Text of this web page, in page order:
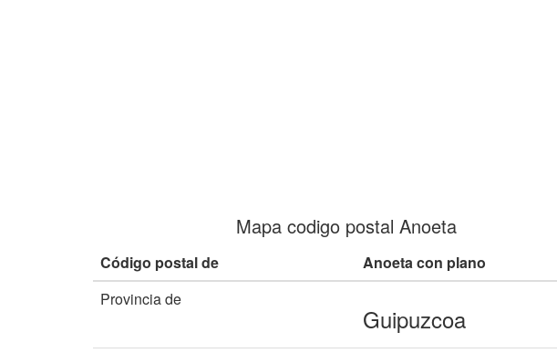
Mapa codigo postal Anoeta
Código postal de
Anoeta con plano
Provincia de
Guipuzcoa